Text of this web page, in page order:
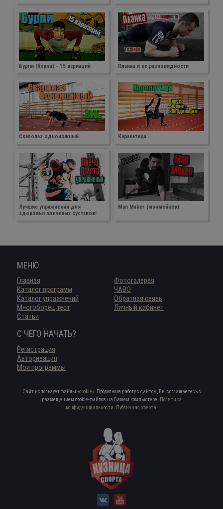
Бурпи (берпи) - 15 вариаций Планка и ее разновидности
Скалолаз одноножный Каракатица
Лучшие упражнения для
здоровья плечевых суставов!
Man Maker (мэнмейкер)
МЕНЮ
Главная
Каталог программ
Каталог упражнений
Многоборец тест
Статьи
Фотогалерея
ЧАВО
Обратная связь
Личный кабинет
С ЧЕГО НАЧАТЬ?
Регистрация
Авторизация
Мои программы
Сайт использует файлы «cookie». Продолжив работу с сайтом, Вы соглашаетесь с
размещением cookie-файлов на Вашем компьютере. Политика
конфиденциальности. Публичная оферта.